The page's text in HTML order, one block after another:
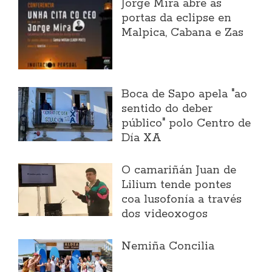
Jorge Mira abre as
portas da eclipse en
Malpica, Cabana e Zas
Boca de Sapo apela "ao
sentido do deber
público" polo Centro de
Día XA
O camariñán Juan de
Lilium tende pontes
coa lusofonía a través
dos videoxogos
Nemiña Concilia